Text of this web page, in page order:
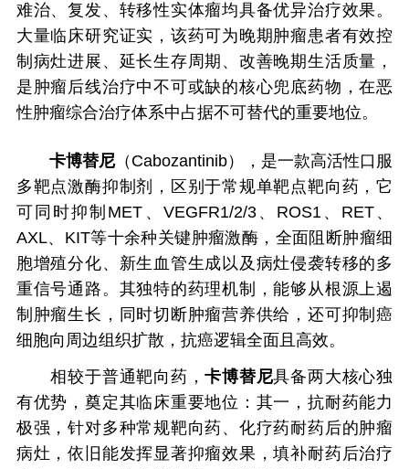
难治、复发、转移性实体瘤均具备优异治疗效果。
大量临床研究证实，该药可为晚期肿瘤患者有效控
制病灶进展、延长生存周期、改善晚期生活质量，
是肿瘤后线治疗中不可或缺的核心兜底药物，在恶
性肿瘤综合治疗体系中占据不可替代的重要地位。
卡博替尼（Cabozantinib），是一款高活性口服
多靶点激酶抑制剂，区别于常规单靶点靶向药，它
可同时抑制MET、VEGFR1/2/3、ROS1、RET、
AXL、KIT等十余种关键肿瘤激酶，全面阻断肿瘤细
胞增殖分化、新生血管生成以及病灶侵袭转移的多
重信号通路。其独特的药理机制，能够从根源上遏
制肿瘤生长，同时切断肿瘤营养供给，还可抑制癌
细胞向周边组织扩散，抗癌逻辑全面且高效。
相较于普通靶向药，卡博替尼具备两大核心独
有优势，奠定其临床重要地位：其一，抗耐药能力
极强，针对多种常规靶向药、化疗药耐药后的肿瘤
病灶，依旧能发挥显著抑瘤效果，填补耐药后治疗